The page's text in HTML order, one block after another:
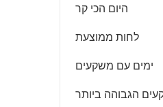
היום הכי קר
לחות ממוצעת
ימים עם משקעים
הגבוהה ביותר